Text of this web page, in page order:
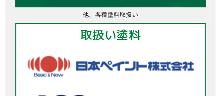
他、各種塗料取扱い
取扱い塗料